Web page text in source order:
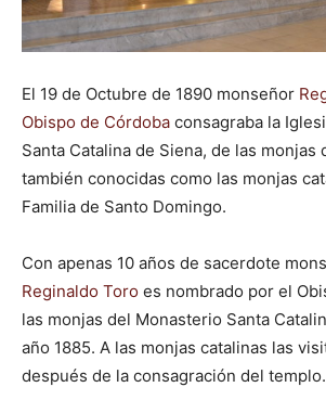
El 19 de Octubre de 1890 monseñor
Obispo de Córdoba consagraba la
Santa Catalina de Siena, de las monjas
también conocidas como las monjas
Familia de Santo Domingo.
Con apenas 10 años de sacerdote
Reginaldo Toro es nombrado por el
las monjas del Monasterio Santa
año 1885. A las monjas catalinas las
después de la consagración del templo.